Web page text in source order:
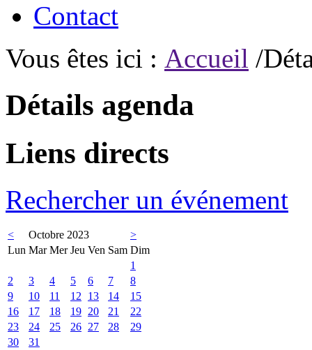
Contact
Vous êtes ici : Accueil /
Détails agenda
Liens directs
Rechercher un événement
< Octobre 2023
>
Lun Mar Mer Jeu Ven Sam Dim
1
2
3 4 5 6 7
8
9
10 11 12 13 14
15
16
17 18 19 20 21
22
23
24 25 26 27 28
29
30
31